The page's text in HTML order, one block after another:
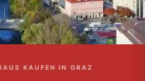
KAUFEN IN GRAZ